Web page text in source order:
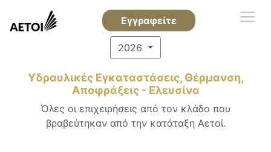
Εγγραφείτε
2026
Υδραυλικές Εγκαταστάσεις, Θέρμανση,
Αποφράξεις - Ελευσίνα
Όλες οι επιχειρήσεις από τον κλάδο που
βραβεύτηκαν από την κατάταξη Αετοί.